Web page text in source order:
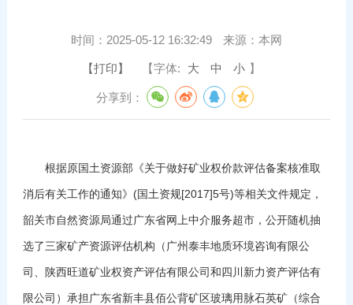
时间： 2025-05-12 16:32:49 来源： 本网
【打印】 【字体: 大 中 小 】
分享到：
根据原国土资源部《关于做好矿业权价款评估备案核准取
消后有关工作的通知》(国土资规[2017]5号)等相关文件规定，
韶关市自然资源局通过广东省网上中介服务超市，公开随机抽
选了三家矿产资源评估机构（广州泰丰地质环境咨询有限公
司、陕西旺道矿业权资产评估有限公司和四川新力资产评估有
限公司）承担广东省新丰县佰公背矿区玻璃用脉石英矿（综合